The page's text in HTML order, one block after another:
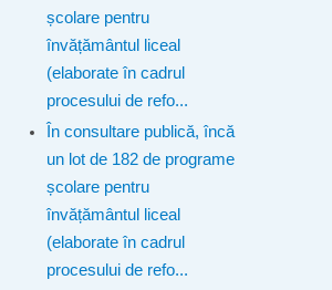
școlare pentru
învățământul liceal
(elaborate în cadrul
procesului de refo...
În consultare publică, încă
un lot de 182 de programe
școlare pentru
învățământul liceal
(elaborate în cadrul
procesului de refo...